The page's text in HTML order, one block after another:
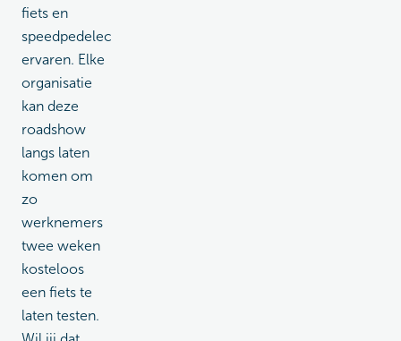
fiets en
speedpedelec
ervaren. Elke
organisatie
kan deze
roadshow
langs laten
komen om
zo
werknemers
twee weken
kosteloos
een fiets te
laten testen.